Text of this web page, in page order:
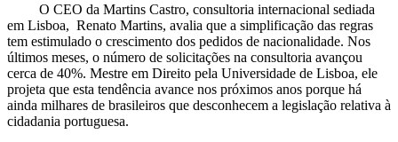
O CEO da Martins Castro, consultoria internacional sediada
em Lisboa, Renato Martins, avalia que a simplificação das regras
tem estimulado o crescimento dos pedidos de nacionalidade. Nos
últimos meses, o número de solicitações na consultoria avançou
cerca de 40%. Mestre em Direito pela Universidade de Lisboa, ele
projeta que esta tendência avance nos próximos anos porque há
ainda milhares de brasileiros que desconhecem a legislação relativa à
cidadania portuguesa.